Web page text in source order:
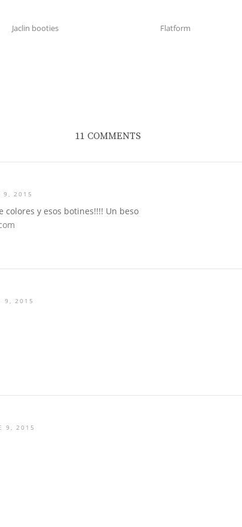
Jaclin booties Flatform
11 COMMENTS
9, 2015
y esos botines!!!! Un beso
9, 2015
9, 2015